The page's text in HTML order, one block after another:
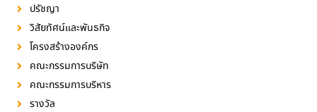
ปรัชญา
วิสัยทัศน์และพันธกิจ
โครงสร้างองค์กร
คณะกรรมการบริษัท
คณะกรรมการบริหาร
รางวัล